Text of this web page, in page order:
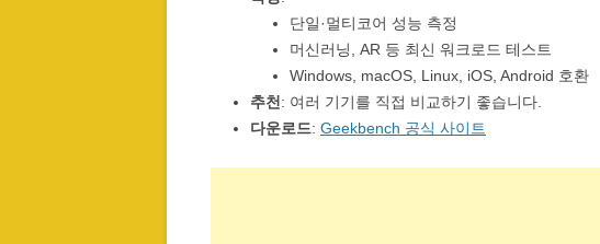
단일·멀티코어 성능 측정
머신러닝, AR 등 최신 워크로드 테스트
Windows, macOS, Linux, iOS, Android 호환
추천 : 여러 기기를 직접 비교하기 좋습니다.
다운로드: Geekbench 공식 사이트